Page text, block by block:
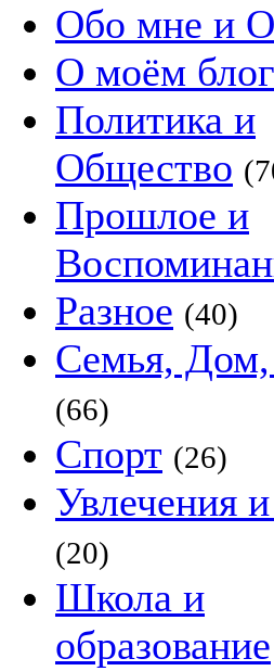
Обо мне и
О моём
Политика и
Общество
Прошлое и
Разное (40)
Семья,
(66)
Спорт (26)
Увлечения
(20)
Школа и
образование